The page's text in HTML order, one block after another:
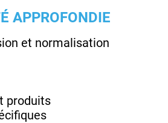
APPROFONDIE
et normalisation
produits